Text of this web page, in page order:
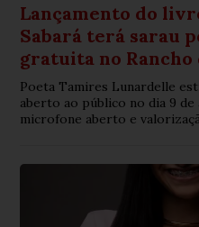
Lançamento do
Sabará terá sarau
gratuita no Rancho
Poeta Tamires Lunardelle
aberto ao público no dia 9
microfone aberto e